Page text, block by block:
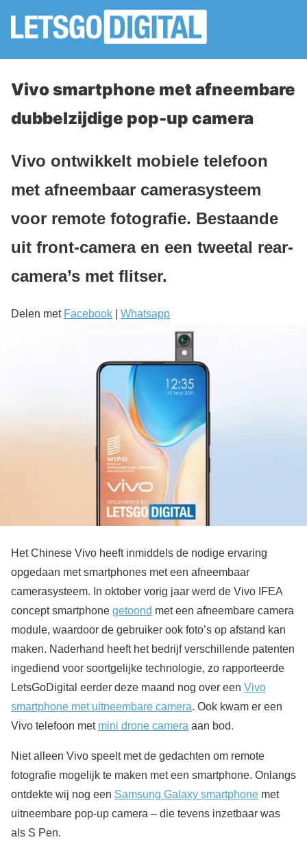
Vivo smartphone met afneembare
dubbelzijdige pop-up camera
Vivo ontwikkelt mobiele telefoon
met afneembaar camerasysteem
voor remote fotografie. Bestaande
uit front-camera en een tweetal rear-
camera’s met flitser.
Delen met Facebook Whatsapp
Het Chinese Vivo heeft inmiddels de nodige ervaring
opgedaan met smartphones met een afneembaar
camerasysteem. In oktober vorig jaar werd de Vivo IFEA
concept smartphone getoond met een afneembare camera
module, waardoor de gebruiker ook foto’s op afstand kan
maken. Naderhand heeft het bedrijf verschillende patenten
ingediend voor soortgelijke technologie, zo rapporteerde
LetsGoDigital eerder deze maand nog over een Vivo
smartphone met uitneembare camera. Ook kwam er een
Vivo telefoon met mini drone camera aan bod.
Niet alleen Vivo speelt met de gedachten om remote
fotografie mogelijk te maken met een smartphone. Onlangs
ontdekte wij nog een Samsung Galaxy smartphone met
uitneembare pop-up camera – die tevens inzetbaar was
als S Pen.